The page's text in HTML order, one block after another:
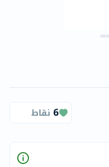
6 نقاط